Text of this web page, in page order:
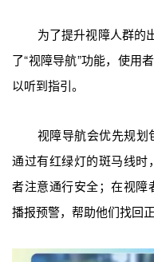
为了提升视障人群的
了“视障导航”功能，使用
以听到指引。
视障导航会优先规划
通过有红绿灯的斑马线时
者注意通行安全；在视障
播报预警，帮助他们找回正